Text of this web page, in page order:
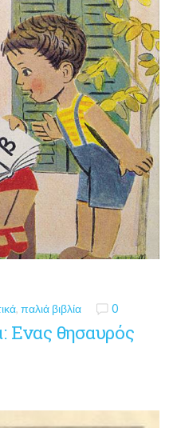
,παλιά βιβλία 0
Ενας θησαυρός